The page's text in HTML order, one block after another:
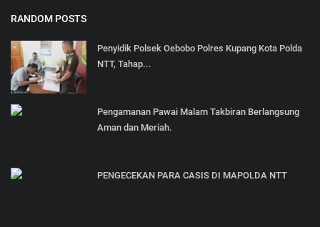
RANDOM POSTS
Penyidik Polsek Oebobo Polres Kupang Kota Polda
NTT, Tahap...
Pengamanan Pawai Malam Takbiran Berlangsung
Aman dan Meriah.
PENGECEKAN PARA CASIS DI MAPOLDA NTT